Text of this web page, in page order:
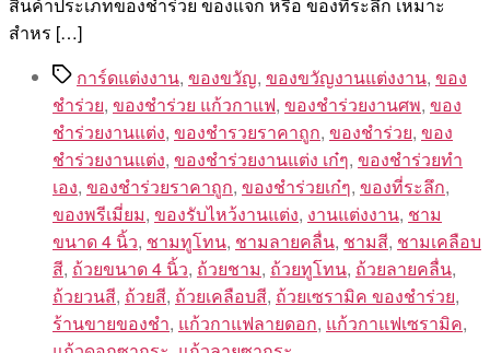
สำหร […]
Tagsการ์ดแต่งงาน, ของขวัญ, ของขวัญงานแต่งงาน, ของ
ชำร่วย, ของชำร่วย แก้วกาแฟ, ของชำร่วยงานศพ, ของ
ชำร่วยงานแต่ง, ของชำรวยราคาถูก, ของชําร่วย, ของ
ชําร่วยงานแต่ง, ของชําร่วยงานแต่ง เก๋ๆ, ของชําร่วยทํา
เอง, ของชําร่วยราคาถูก, ของชําร่วยเก๋ๆ, ของที่ระลึก,
ของพรีเมี่ยม, ของรับไหว้งานแต่ง, งานแต่งงาน, ชาม
ขนาด 4 นิ้ว, ชามทูโทน, ชามลายคลื่น, ชามสี, ชามเคลือบ
สี, ถ้วยขนาด 4 นิ้ว, ถ้วยชาม, ถ้วยทูโทน, ถ้วยลายคลื่น,
ถ้วยวนสี, ถ้วยสี, ถ้วยเคลือบสี, ถ้วยเซรามิค ของชำร่วย,
ร้านขายของชํา, แก้วกาแฟลายดอก, แก้วกาแฟเซรามิค,